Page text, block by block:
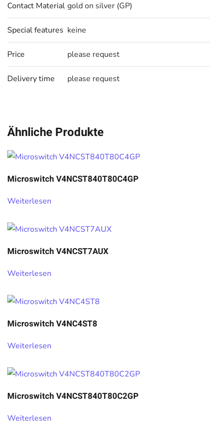
Contact Material gold on silver (GP)
Special features keine
Price please request
Delivery time please request
Ähnliche Produkte
Microswitch V4NCST840T80C4GP
Weiterlesen
Microswitch V4NCST7AUX
Weiterlesen
Microswitch V4NC4ST8
Weiterlesen
Microswitch V4NCST840T80C2GP
Weiterlesen